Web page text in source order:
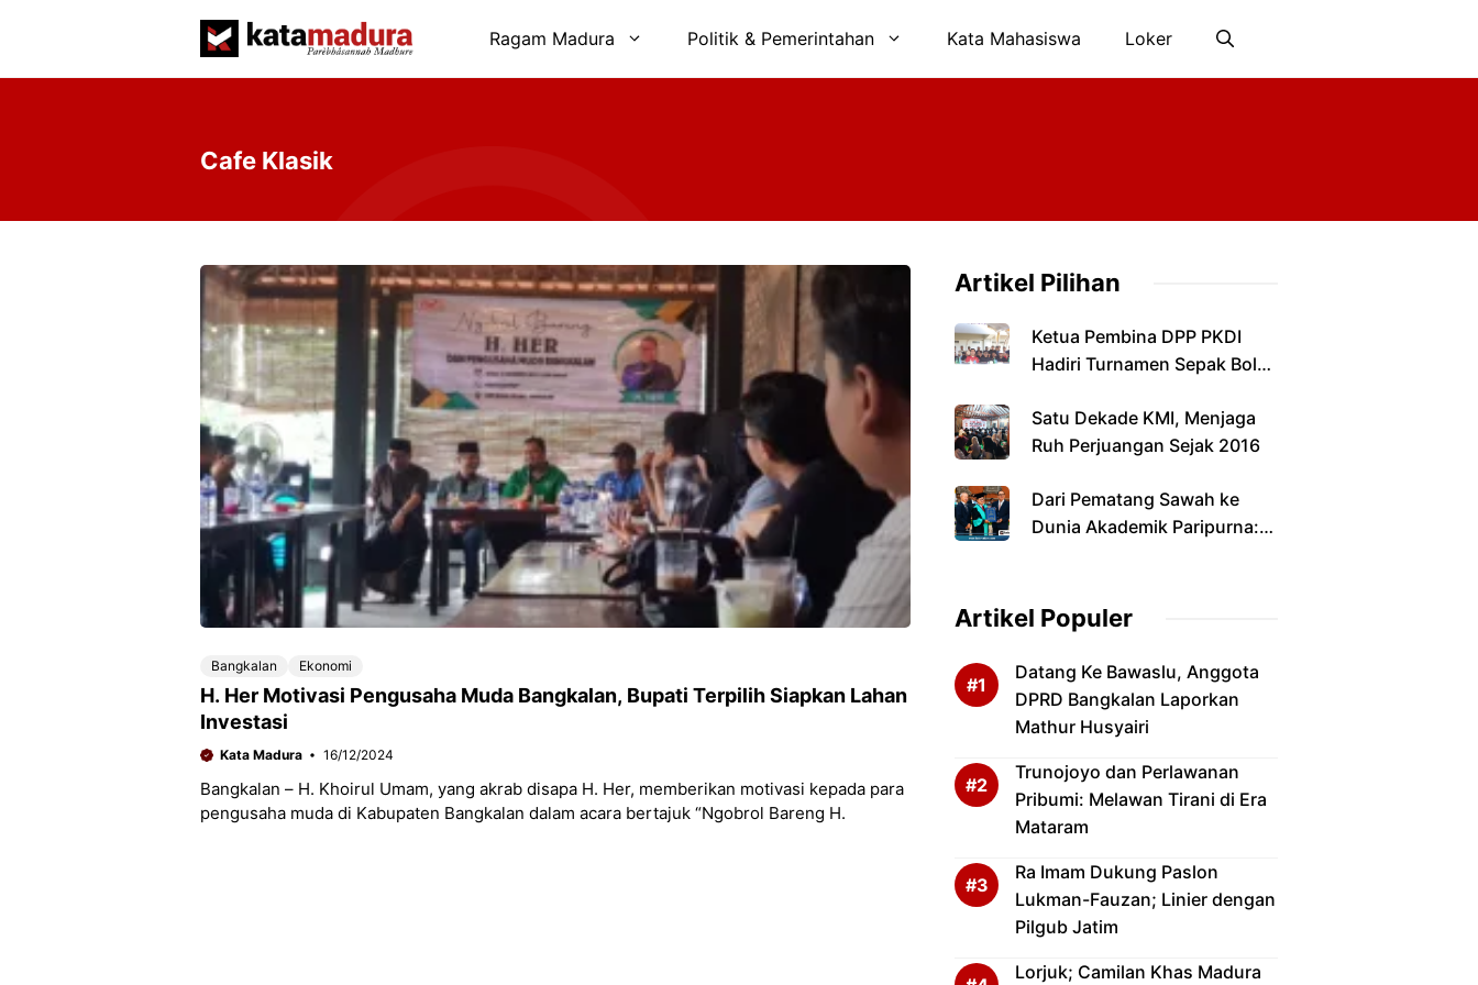
Ragam Madura Politik & Pemerintahan Kata Mahasiswa Loker
Cafe Klasik
Bangkalan Ekonomi
H. Her Motivasi Pengusaha Muda Bangkalan, Bupati Terpilih Siapkan Lahan
Investasi
Kata Madura 16/12/2024
Bangkalan – H. Khoirul Umam, yang akrab disapa H. Her, memberikan motivasi kepada para
pengusaha muda di Kabupaten Bangkalan dalam acara bertajuk “Ngobrol Bareng H.
Artikel Pilihan
Ketua Pembina DPP PKDI
Hadiri Turnamen Sepak Bola
Pamekasan
Satu Dekade KMI, Menjaga
Ruh Perjuangan Sejak 2016
Dari Pematang Sawah ke
Dunia Akademik Paripurna:
Doktor
Artikel Populer
Datang Ke Bawaslu, Anggota
DPRD Bangkalan Laporkan
Mathur Husyairi
Trunojoyo dan Perlawanan
Pribumi: Melawan Tirani di Era
Mataram
Ra Imam Dukung Paslon
Lukman-Fauzan; Linier dengan
Pilgub Jatim
Lorjuk; Camilan Khas Madura